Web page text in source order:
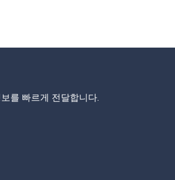
를 빠르게 전달합니다.